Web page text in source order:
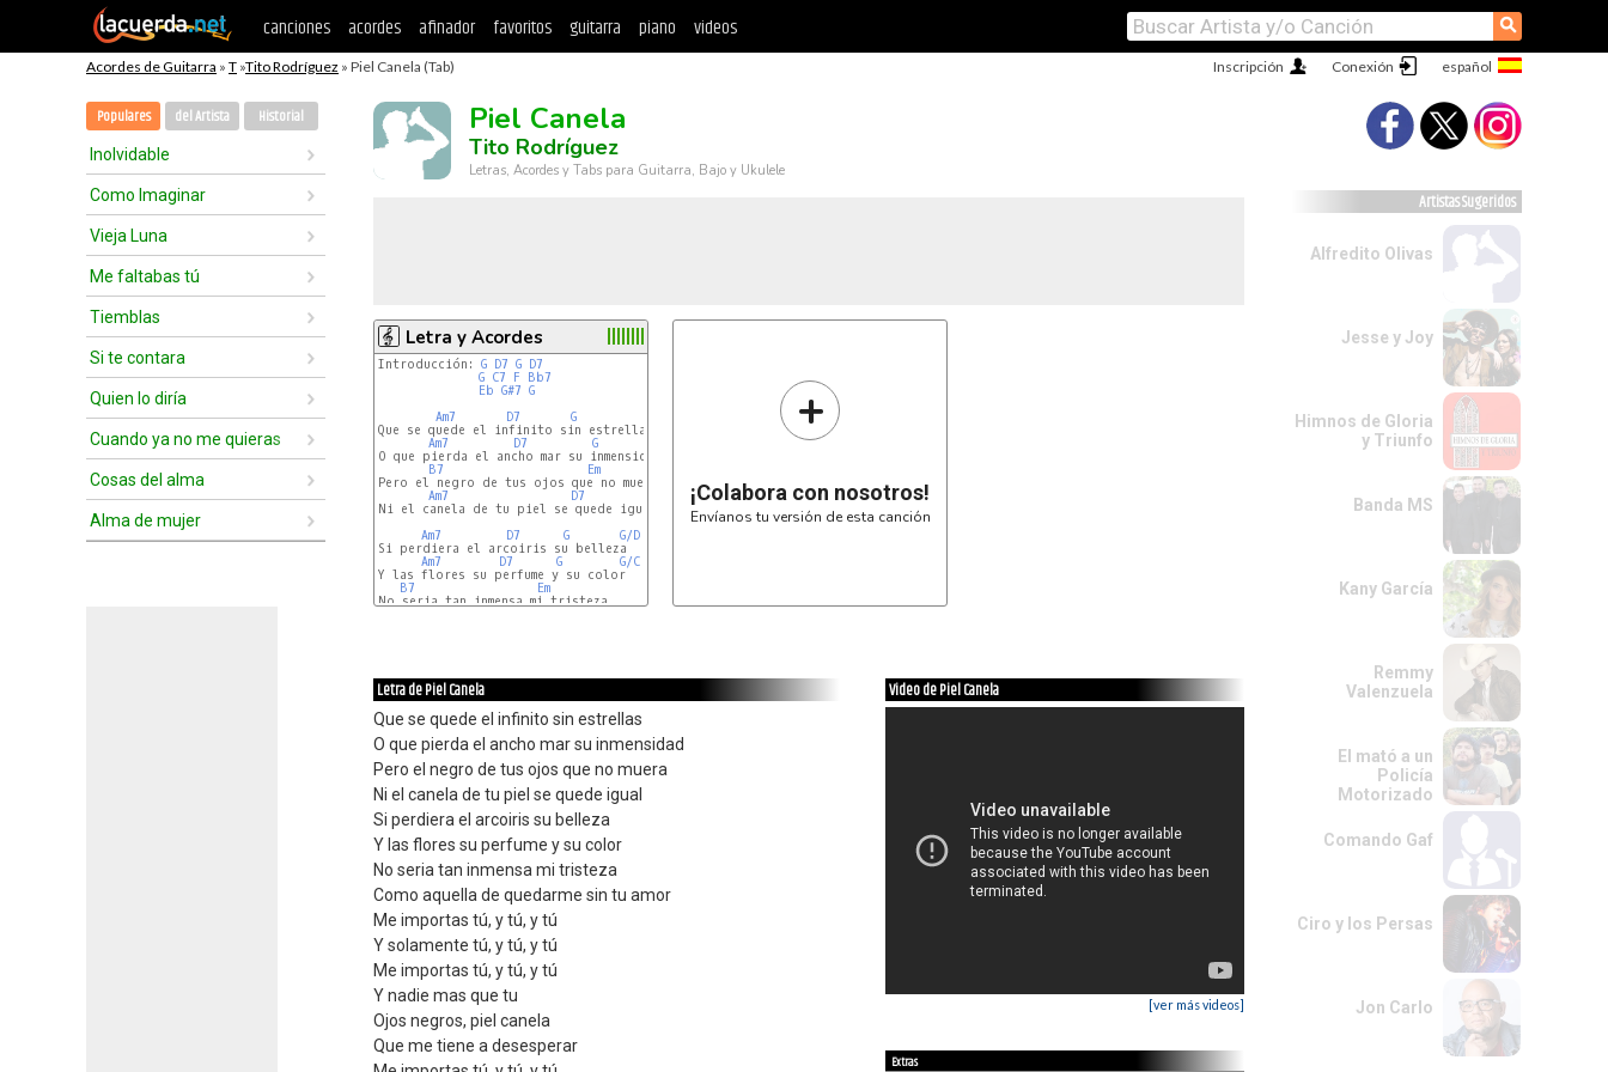
canciones acordes afinador favoritos guitarra piano videos ⚲
Acordes de Guitarra » T »Tito Rodríguez » Piel Canela (Tab) Conexión
Inscripción
Populares del Artista Historial
Inolvidable
Como Imaginar
Vieja Luna
Me faltabas tú
Tiemblas
Si te contara
Quien lo diría
Cuando ya no me quieras
Cosas del alma
Alma de mujer
Piel Canela
Tito Rodríguez
Letras, Acordes y Tabs para Guitarra, Bajo y Ukulele
Letra y Acordes
Introducción: G D7 G D7
G C7 F
Bb7
Eb G#7 G
Am7
D7 G
Que se quede el infinito sin estrellas
Am7
D7 G
O que pierda el ancho mar su inmensidad
B7
Em
Pero el negro de tus ojos que no muera
Am7
D7
Ni el canela de tu piel se quede igual
Am7
D7 G
G/D
Si perdiera el arcoiris su belleza
Am7
D7 G
G/C
Y las flores su perfume y su color
B7
Em
No seria tan inmensa mi tristeza
+
¡Colabora con nosotros!
Envíanos tu versión de esta canción
Letra de Piel Canela
Que se quede el infinito sin estrellas
O que pierda el ancho mar su inmensidad
Pero el negro de tus ojos que no muera
Ni el canela de tu piel se quede igual
Si perdiera el arcoiris su belleza
Y las flores su perfume y su color
No seria tan inmensa mi tristeza
Como aquella de quedarme sin tu amor
Me importas tú, y tú, y tú
Y solamente tú, y tú, y tú
Me importas tú, y tú, y tú
Y nadie mas que tu
Ojos negros, piel canela
Que me tiene a desesperar
Video de Piel Canela
[ver más videos]
Extras
Artistas Sugeridos
Alfredito Olivas
Jesse y Joy
Himnos de Gloria
y Triunfo
Banda MS
Kany García
Remmy
Valenzuela
El mató a un
Policía
Motorizado
Comando Gaf
Ciro y los Persas
Jon Carlo